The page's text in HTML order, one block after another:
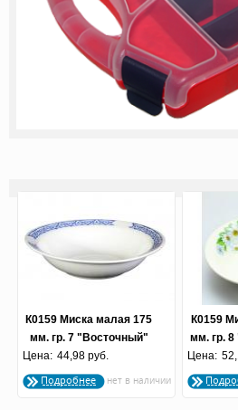
К0159 Миска малая 175
мм. гр. 7 "Восточный"
(по 26 шт.) (Евро)
Цена: 44,98 руб.
Подробнее
К0159
мм. гр. 8
26
Цена: